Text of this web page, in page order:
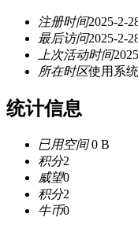
注册时间2025-2-
最后访问2025-2-
上次活动时间
所在时区使用系
统计信息
已用空间0 B
积分2
威望0
积分2
牛币0